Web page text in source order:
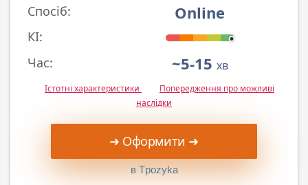
Спосіб: Online
КІ:
Час:
~5-15 хв
Істотні характеристики
Попередження про можливі
наслідки
➜ Оформити ➜
в Tpozyka